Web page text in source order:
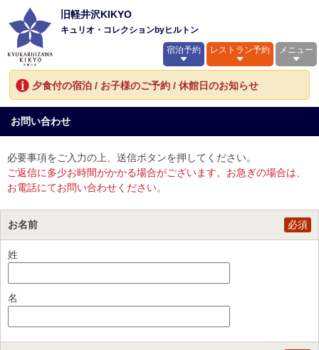
旧軽井沢KIKYO
キュリオ・コレクションbyヒルトン
宿泊予約
レストラン予約 メニュー
夕食付の宿泊 / お子様のご予約 / 休館日のお知らせ
お問い合わせ
必要事項をご入力の上、送信ボタンを押してください。
ご返信に多少お時間がかかる場合がございます。お急ぎの場合は、
お電話にてお問い合わせください。
お名前 必須
姓
名